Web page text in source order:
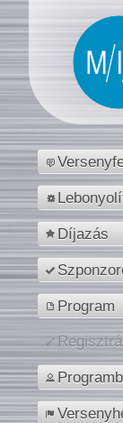
Díjazás
Program